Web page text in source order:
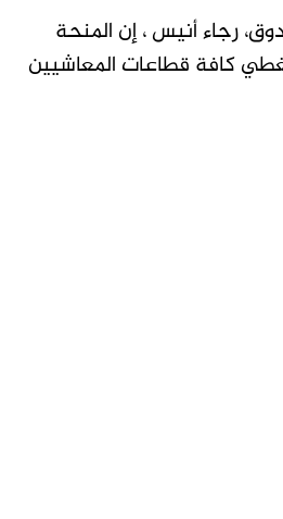
رجاء أنيس ، إن المنحة
وتغطي كافة قطاعات المعاشيين